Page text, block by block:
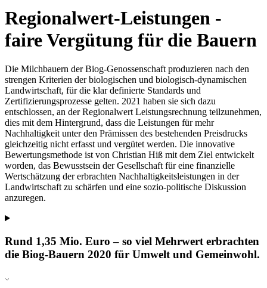
Regionalwert-Leistungen -
faire Vergütung für die Bauern
Die Milchbauern der Biog-Genossenschaft produzieren nach den
strengen Kriterien der biologischen und biologisch-dynamischen
Landwirtschaft, für die klar definierte Standards und
Zertifizierungsprozesse gelten. 2021 haben sie sich dazu
entschlossen, an der Regionalwert Leistungsrechnung teilzunehmen,
dies mit dem Hintergrund, dass die Leistungen für mehr
Nachhaltigkeit unter den Prämissen des bestehenden Preisdrucks
gleichzeitig nicht erfasst und vergütet werden. Die innovative
Bewertungsmethode ist von Christian Hiß mit dem Ziel entwickelt
worden, das Bewusstsein der Gesellschaft für eine finanzielle
Wertschätzung der erbrachten Nachhaltigkeitsleistungen in der
Landwirtschaft zu schärfen und eine sozio-politische Diskussion
anzuregen.
Rund 1,35 Mio. Euro – so viel Mehrwert erbrachten
die Biog-Bauern 2020 für Umwelt und Gemeinwohl.